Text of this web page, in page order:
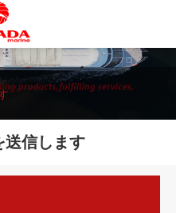
送信します